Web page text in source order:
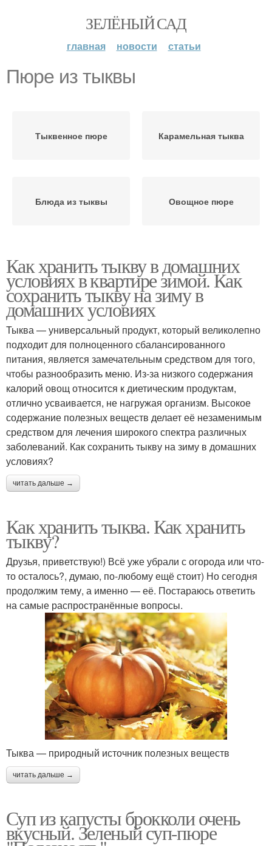
ЗЕЛЁНЫЙ САД
главная новости статьи
Пюре из тыквы
Тыквенное пюре Карамельная тыква
Блюда из тыквы Овощное пюре
Как хранить тыкву в домашних
условиях в квартире зимой. Как
сохранить тыкву на зиму в
домашних условиях
Тыква — универсальный продукт, который великолепно
подходит для полноценного сбалансированного
питания, является замечательным средством для того,
чтобы разнообразить меню. Из-за низкого содержания
калорий овощ относится к диетическим продуктам,
отлично усваивается, не нагружая организм. Высокое
содержание полезных веществ делает её незаменимым
средством для лечения широкого спектра различных
заболеваний. Как сохранить тыкву на зиму в домашних
условиях?
читать дальше →
Как хранить тыква. Как хранить
тыкву?
Друзья, приветствую!) Всё уже убрали с огорода или что-
то осталось?, думаю, по-любому ещё стоит) Но сегодня
продолжим тему, а именно — её. Постараюсь ответить
на самые распространённые вопросы.
Тыква — природный источник полезных веществ
читать дальше →
Суп из капусты брокколи очень
вкусный. Зеленый суп-пюре